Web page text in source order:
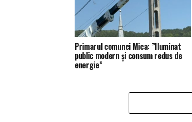
Primarul comunei Mica: ”Iluminat
public modern și consum redus de
energie”